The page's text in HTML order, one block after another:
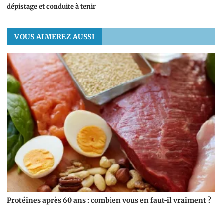
dépistage et conduite à tenir
VOUS AIMEREZ AUSSI
Protéines après 60 ans : combien vous en faut-il vraiment ?